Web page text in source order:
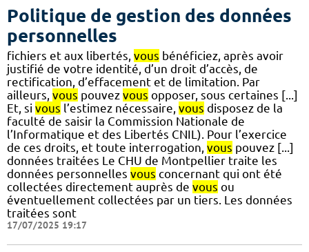
Politique de gestion des données
personnelles
fichiers et aux libertés, vous bénéficiez, après avoir
justifié de votre identité, d’un droit d’accès, de
rectification, d’effacement et de limitation. Par
ailleurs, vous pouvez vous opposer, sous certaines [...]
Et, si vous l’estimez nécessaire, vous disposez de la
faculté de saisir la Commission Nationale de
l’Informatique et des Libertés CNIL). Pour l’exercice
de ces droits, et toute interrogation, vous pouvez [...]
données traitées Le CHU de Montpellier traite les
données personnelles vous concernant qui ont été
collectées directement auprès de vous ou
éventuellement collectées par un tiers. Les données
traitées sont
17/07/2025 19:17